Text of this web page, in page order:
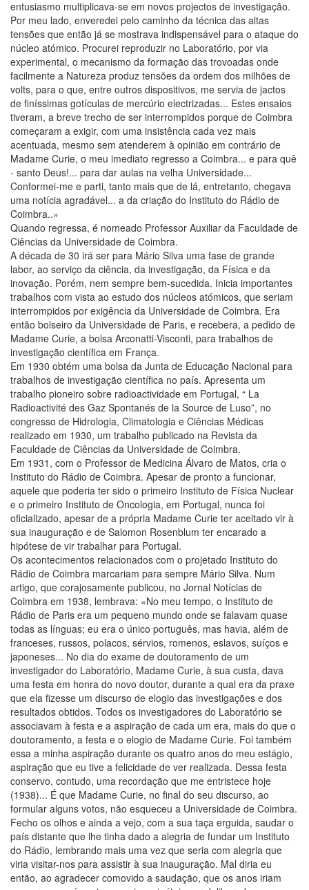
entusiasmo multiplicava-se em novos projectos de investigação.
Por meu lado, enveredei pelo caminho da técnica das altas
tensões que então já se mostrava indispensável para o ataque do
núcleo atómico. Procurei reproduzir no Laboratório, por via
experimental, o mecanismo da formação das trovoadas onde
facilmente a Natureza produz tensões da ordem dos milhões de
volts, para o que, entre outros dispositivos, me servia de jactos
de finíssimas gotículas de mercúrio electrizadas... Estes ensaios
tiveram, a breve trecho de ser interrompidos porque de Coimbra
começaram a exigir, com uma insistência cada vez mais
acentuada, mesmo sem atenderem à opinião em contrário de
Madame Curie, o meu imediato regresso a Coimbra... e para quê
- santo Deus!... para dar aulas na velha Universidade...
Conformei-me e parti, tanto mais que de lá, entretanto, chegava
uma notícia agradável... a da criação do Instituto do Rádio de
Coimbra..»
Quando regressa, é nomeado Professor Auxiliar da Faculdade de
Ciências da Universidade de Coimbra.
A década de 30 irá ser para Mário Silva uma fase de grande
labor, ao serviço da ciência, da investigação, da Física e da
inovação. Porém, nem sempre bem-sucedida. Inicia importantes
trabalhos com vista ao estudo dos núcleos atómicos, que seriam
interrompidos por exigência da Universidade de Coimbra. Era
então bolseiro da Universidade de Paris, e recebera, a pedido de
Madame Curie, a bolsa Arconatti-Visconti, para trabalhos de
investigação científica em França.
Em 1930 obtém uma bolsa da Junta de Educação Nacional para
trabalhos de investigação científica no país. Apresenta um
trabalho pioneiro sobre radioactividade em Portugal, “ La
Radioactivité des Gaz Spontanés de la Source de Luso”, no
congresso de Hidrologia, Climatologia e Ciências Médicas
realizado em 1930, um trabalho publicado na Revista da
Faculdade de Ciências da Universidade de Coimbra.
Em 1931, com o Professor de Medicina Álvaro de Matos, cria o
Instituto do Rádio de Coimbra. Apesar de pronto a funcionar,
aquele que poderia ter sido o primeiro Instituto de Física Nuclear
e o primeiro Instituto de Oncologia, em Portugal, nunca foi
oficializado, apesar de a própria Madame Curie ter aceitado vir à
sua inauguração e de Salomon Rosenblum ter encarado a
hipótese de vir trabalhar para Portugal.
Os acontecimentos relacionados com o projetado Instituto do
Rádio de Coimbra marcariam para sempre Mário Silva. Num
artigo, que corajosamente publicou, no Jornal Notícias de
Coimbra em 1938, lembrava: «No meu tempo, o Instituto de
Rádio de Paris era um pequeno mundo onde se falavam quase
todas as línguas; eu era o único português, mas havia, além de
franceses, russos, polacos, sérvios, romenos, eslavos, suíços e
japoneses... No dia do exame de doutoramento de um
investigador do Laboratório, Madame Curie, à sua custa, dava
uma festa em honra do novo doutor, durante a qual era da praxe
que ela fizesse um discurso de elogio das investigações e dos
resultados obtidos. Todos os investigadores do Laboratório se
associavam à festa e a aspiração de cada um era, mais do que o
doutoramento, a festa e o elogio de Madame Curie. Foi também
essa a minha aspiração durante os quatro anos do meu estágio,
aspiração que eu tive a felicidade de ver realizada. Dessa festa
conservo, contudo, uma recordação que me entristece hoje
(1938)... É que Madame Curie, no final do seu discurso, ao
formular alguns votos, não esqueceu a Universidade de Coimbra.
Fecho os olhos e ainda a vejo, com a sua taça erguida, saudar o
país distante que lhe tinha dado a alegria de fundar um Instituto
do Rádio, lembrando mais uma vez que seria com alegria que
viria visitar-nos para assistir à sua inauguração. Mal diria eu
então, ao agradecer comovido a saudação, que os anos iriam